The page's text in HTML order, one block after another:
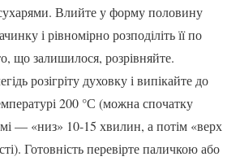
Влийте у форму половину
і рівномірно розподіліть її по
що залишилося, розрівняйте.
розігріту духовку і випікайте до
200 °С (можна спочатку
— «низ» 10-15 хвилин, а потім «верх
Готовність перевірте паличкою або